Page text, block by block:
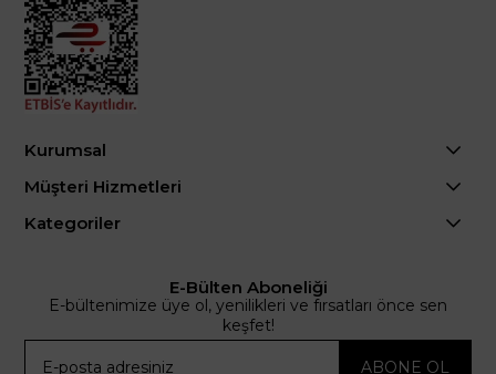
Kurumsal
Müşteri Hizmetleri
Kategoriler
E-Bülten Aboneliği
E-bültenimize üye ol, yenilikleri ve fırsatları önce sen
keşfet!
ABONE OL